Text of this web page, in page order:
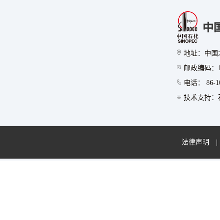
地址：中国
邮政编码：
电话： 86-
技术支持：
法律声明